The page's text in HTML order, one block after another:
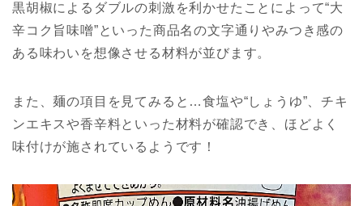
黒胡椒によるダブルの刺激を利かせたことによって“大
辛コク旨味噌”といった商品名の文字通りやみつき感の
ある味わいを想像させる材料が並びます。
また、麺の項目を見てみると…食塩や“しょうゆ”、チキ
ンエキスや香辛料といった材料が確認でき、ほどよく
味付けが施されているようです！